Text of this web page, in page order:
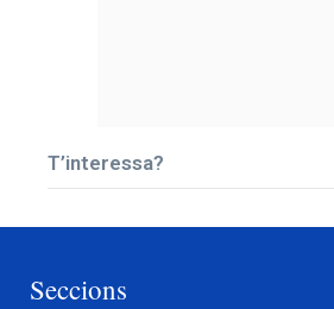
T’interessa?
Seccions